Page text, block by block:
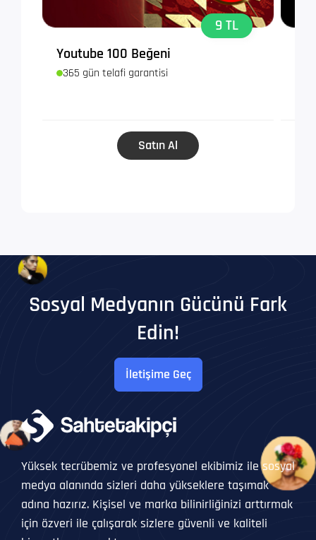
9 TL
Youtube 100 Beğeni
365 gün telafi garantisi
Satın Al
Sosyal Medyanın Gücünü Fark
Edin!
İletişime Geç
Yüksek tecrübemiz ve profesyonel ekibimiz ile sosyal
medya alanında sizleri daha yükseklere taşımak
adına hazırız. Kişisel ve marka bilinirliğinizi arttırmak
için özveri ile çalışarak sizlere güvenli ve kaliteli